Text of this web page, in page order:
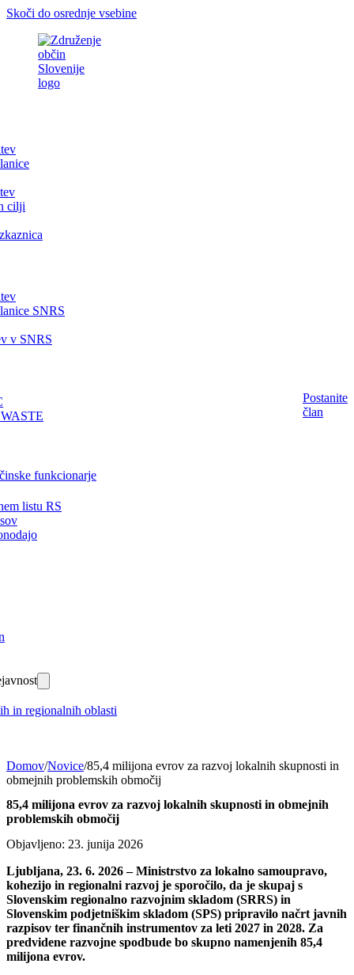
Skoči do osrednje vsebine
cilji
SNRS
v SNRS
funkcionarje
listu RS
in regionalnih oblasti
Postanite
član
Domov/Novice/85,4 milijona evrov za razvoj lokalnih skupnosti in
obmejnih problemskih območij
85,4 milijona evrov za razvoj lokalnih skupnosti in obmejnih
problemskih območij
Objavljeno: 23. junija 2026
Ljubljana, 23. 6. 2026 – Ministrstvo za lokalno samoupravo,
kohezijo in regionalni razvoj je sporočilo, da je skupaj s
Slovenskim regionalno razvojnim skladom (SRRS) in
Slovenskim podjetniškim skladom (SPS) pripravilo načrt javnih
razpisov ter finančnih instrumentov za leti 2027 in 2028. Za
predvidene razvojne spodbude bo skupno namenjenih 85,4
milijona evrov.